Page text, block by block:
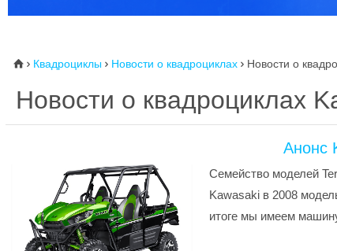
⌂  Квадроциклы  Новости о квадроциклах  Новости о
Новости о квадроциклах
Анонс
Семейство моделей
Kawasaki в 2008
итоге мы имеем